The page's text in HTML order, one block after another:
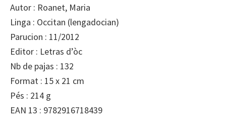
Autor : Roanet, Maria
Linga : Occitan (lengadocian)
Parucion : 11/2012
Editor : Letras d’òc
Nb de pajas : 132
Format : 15 x 21 cm
Pés : 214 g
EAN 13 : 9782916718439